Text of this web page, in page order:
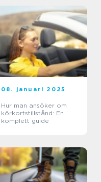
08. januari 2025
Hur man ansöker om
körkortstillstånd: En
komplett guide